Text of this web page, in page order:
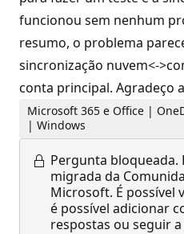
funcionou sem nenhum
resumo, o problema
sincronização nuvem<-
conta principal. Agradeço
Microsoft 365 e Office |
| Windows
Pergunta bloqueada.
migrada da
Microsoft. É possível
é possível adicionar
respostas ou seguir